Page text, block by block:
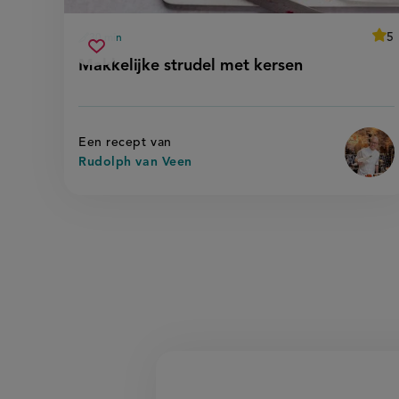
Makkelijke strudel met kersen
voorbereidingstijd
30 min 5
Een recept van
Rudolph van Veen
Sla
recept
makkelijke
strudel
kersen